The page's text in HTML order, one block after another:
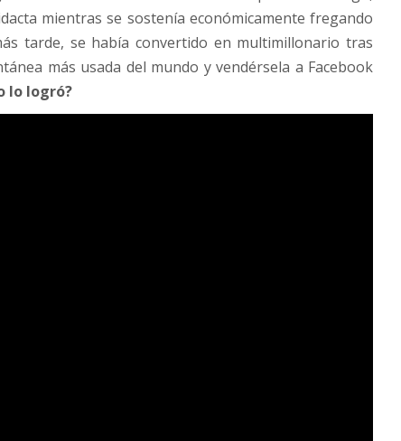
mientras se sostenía económicamente fregando
tarde, se había convertido en multimillonario tras
más usada del mundo y vendérsela a Facebook
lo logró?